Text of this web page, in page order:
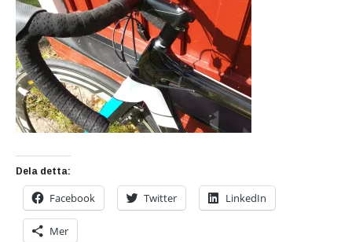
Dela detta:
Facebook Twitter LinkedIn
Mer